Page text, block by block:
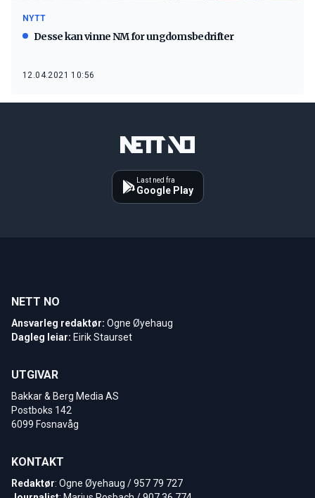
NYTT
Desse kan vinne NM for ungdomsbedrifter
12.04.2021 10:56
Last ned fra
Google Play
NETT NO
Ansvarleg redaktør: Ogne Øyehaug
Dagleg leiar: Eirik Staurset
UTGIVAR
Bakkar & Berg Media AS
Postboks 142
6099 Fosnavåg
KONTAKT
Redaktør: Ogne Øyehaug / 957 79 727